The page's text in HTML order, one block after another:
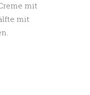
mit
mit